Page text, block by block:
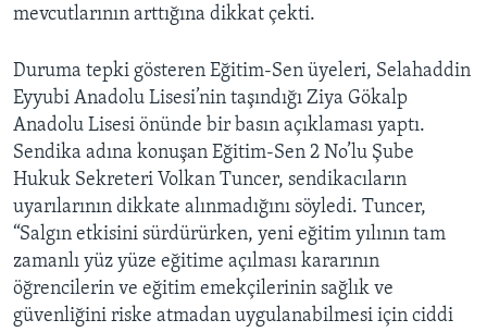
mevcutlarının arttığına dikkat çekti.
Duruma tepki gösteren Eğitim-Sen üyeleri, Selahaddin
Eyyubi Anadolu Lisesi’nin taşındığı Ziya Gökalp
Anadolu Lisesi önünde bir basın açıklaması yaptı.
Sendika adına konuşan Eğitim-Sen 2 No’lu Şube
Hukuk Sekreteri Volkan Tuncer, sendikacıların
uyarılarının dikkate alınmadığını söyledi. Tuncer,
“Salgın etkisini sürdürürken, yeni eğitim yılının tam
zamanlı yüz yüze eğitime açılması kararının
öğrencilerin ve eğitim emekçilerinin sağlık ve
güvenliğini riske atmadan uygulanabilmesi için ciddi